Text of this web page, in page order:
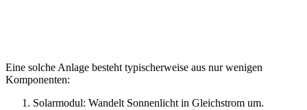
Eine solche Anlage besteht typischerweise aus nur wenigen
Komponenten:
Solarmodul: Wandelt Sonnenlicht in Gleichstrom um.